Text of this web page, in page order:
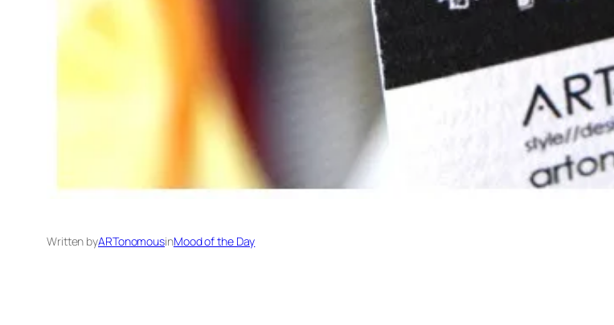
Written byARTonomousinMood of the Day